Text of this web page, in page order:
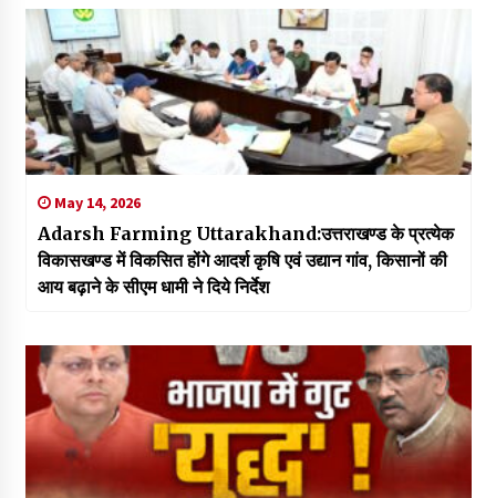
May 14, 2026
Adarsh Farming Uttarakhand:उत्तराखण्ड के प्रत्येक
विकासखण्ड में विकसित होंगे आदर्श कृषि एवं उद्यान गांव, किसानों की
आय बढ़ाने के सीएम धामी ने दिये निर्देश